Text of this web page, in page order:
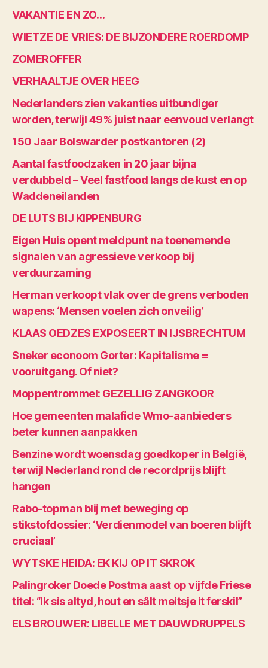
VAKANTIE EN ZO…
WIETZE DE VRIES: DE BIJZONDERE ROERDOMP
ZOMEROFFER
VERHAALTJE OVER HEEG
Nederlanders zien vakanties uitbundiger
worden, terwijl 49% juist naar eenvoud verlangt
150 Jaar Bolswarder postkantoren (2)
Aantal fastfoodzaken in 20 jaar bijna
verdubbeld – Veel fastfood langs de kust en op
Waddeneilanden
DE LUTS BIJ KIPPENBURG
Eigen Huis opent meldpunt na toenemende
signalen van agressieve verkoop bij
verduurzaming
Herman verkoopt vlak over de grens verboden
wapens: ‘Mensen voelen zich onveilig’
KLAAS OEDZES EXPOSEERT IN IJSBRECHTUM
Sneker econoom Gorter: Kapitalisme =
vooruitgang. Of niet?
Moppentrommel: GEZELLIG ZANGKOOR
Hoe gemeenten malafide Wmo-aanbieders
beter kunnen aanpakken
Benzine wordt woensdag goedkoper in België,
terwijl Nederland rond de recordprijs blijft
hangen
Rabo-topman blij met beweging op
stikstofdossier: ‘Verdienmodel van boeren blijft
cruciaal’
WYTSKE HEIDA: EK KIJ OP IT SKROK
Palingroker Doede Postma aast op vijfde Friese
titel: “Ik sis altyd, hout en sâlt meitsje it ferskil”
ELS BROUWER: LIBELLE MET DAUWDRUPPELS